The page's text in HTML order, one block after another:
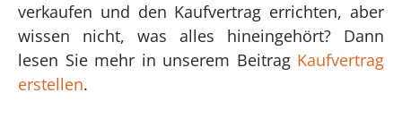
verkaufen und den Kaufvertrag errichten, aber
wissen nicht, was alles hineingehört? Dann
lesen Sie mehr in unserem Beitrag Kaufvertrag
erstellen.